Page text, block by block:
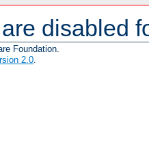
disabled
Foundation.
2.0.